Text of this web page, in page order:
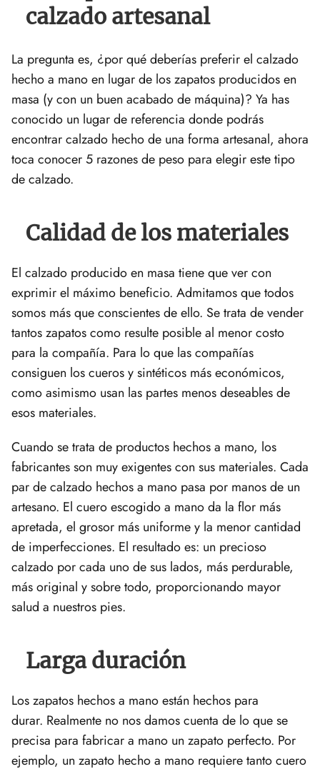
calzado artesanal
La pregunta es, ¿por qué deberías preferir el calzado
hecho a mano en lugar de los zapatos producidos en
masa (y con un buen acabado de máquina)? Ya has
conocido un lugar de referencia donde podrás
encontrar calzado hecho de una forma artesanal, ahora
toca conocer 5 razones de peso para elegir este tipo
de calzado.
Calidad de los materiales
El calzado producido en masa tiene que ver con
exprimir el máximo beneficio. Admitamos que todos
somos más que conscientes de ello. Se trata de vender
tantos zapatos como resulte posible al menor costo
para la compañía. Para lo que las compañías
consiguen los cueros y sintéticos más económicos,
como asimismo usan las partes menos deseables de
esos materiales.
Cuando se trata de productos hechos a mano, los
fabricantes son muy exigentes con sus materiales. Cada
par de calzado hechos a mano pasa por manos de un
artesano. El cuero escogido a mano da la flor más
apretada, el grosor más uniforme y la menor cantidad
de imperfecciones. El resultado es: un precioso
calzado por cada uno de sus lados, más perdurable,
más original y sobre todo, proporcionando mayor
salud a nuestros pies.
Larga duración
Los zapatos hechos a mano están hechos para
durar. Realmente no nos damos cuenta de lo que se
precisa para fabricar a mano un zapato perfecto. Por
ejemplo, un zapato hecho a mano requiere tanto cuero